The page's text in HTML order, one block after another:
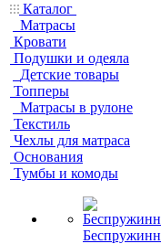
Каталог
Матрасы
Кровати
Подушки и одеяла
Детские товары
Топперы
Матрасы в рулоне
Текстиль
Чехлы для матраса
Основания
Тумбы и комоды